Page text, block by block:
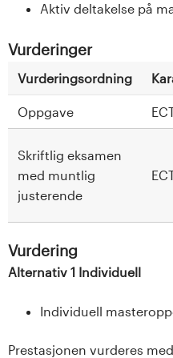
Aktiv deltakelse på
Vurderinger
Vurderingsordning
Oppgave
Skriftlig eksamen
med muntlig
justerende
Vurdering
Alternativ 1 Individuell
Individuell
Prestasjonen vurderes